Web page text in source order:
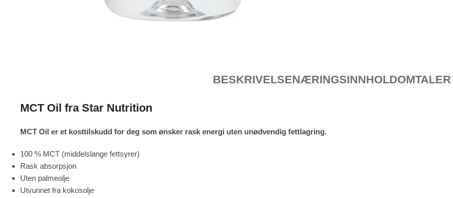
BESKRIVELSENÆRINGSINNHOLDOMTALER
MCT Oil fra Star Nutrition
MCT Oil er et kosttilskudd for deg som ønsker rask energi uten unødvendig fettlagring.
100 % MCT (middelslange fettsyrer)
Rask absorpsjon
Uten palmeolje
Utvunnet fra kokosolje